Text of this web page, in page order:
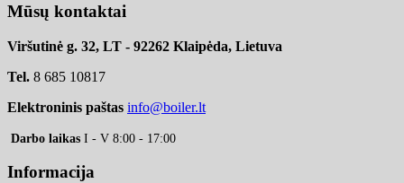
Mūsų kontaktai
Viršutinė g. 32, LT - 92262 Klaipėda, Lietuva
Tel. 8 685 10817
Elektroninis paštas info@boiler.lt
Darbo laikas I - V 8:00 - 17:00
Informacija